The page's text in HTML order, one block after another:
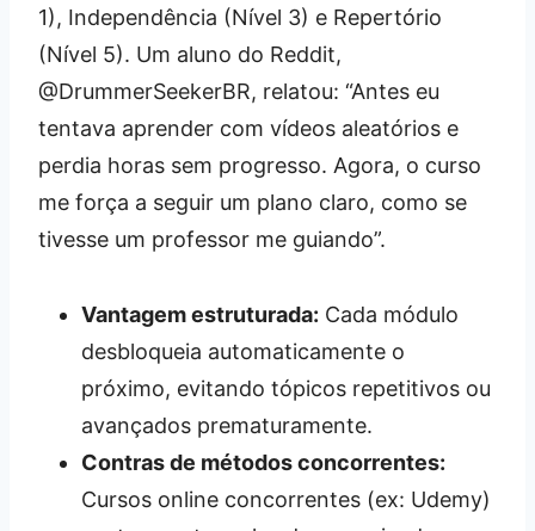
1), Independência (Nível 3) e Repertório
(Nível 5). Um aluno do Reddit,
@DrummerSeekerBR, relatou: “Antes eu
tentava aprender com vídeos aleatórios e
perdia horas sem progresso. Agora, o curso
me força a seguir um plano claro, como se
tivesse um professor me guiando”.
Vantagem estruturada: Cada módulo
desbloqueia automaticamente o
próximo, evitando tópicos repetitivos ou
avançados prematuramente.
Contras de métodos concorrentes:
Cursos online concorrentes (ex: Udemy)